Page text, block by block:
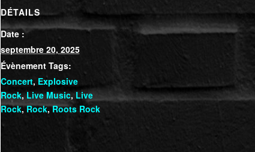
DÉTAILS
Date :
septembre 20, 2025
Évènement Tags:
Concert, Explosive
Rock,Live Music, Live
Rock,Rock,Roots Rock